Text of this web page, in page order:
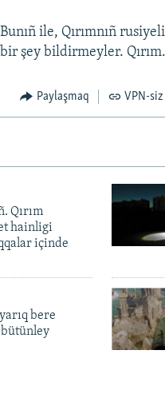
Bunıñ ile, Qırımnıñ
bir şey bildirmeyler.
Paylaşmaq VPN-
Qırım
hainligi
içinde
bere